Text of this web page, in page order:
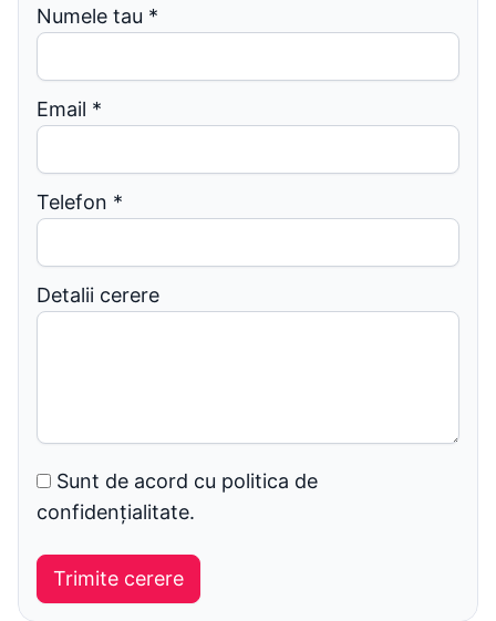
Numele tau *
Email *
Telefon *
Detalii cerere
Sunt de acord cu politica de
confidențialitate.